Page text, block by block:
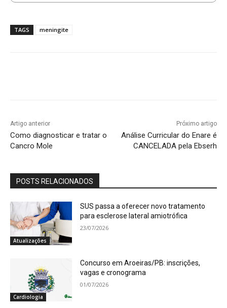
TAGS meningite
Artigo anterior
Como diagnosticar e tratar o
Cancro Mole
Próximo artigo
Análise Curricular do Enare é
CANCELADA pela Ebserh
POSTS RELACIONADOS
Atualizações
SUS passa a oferecer novo tratamento
para esclerose lateral amiotrófica
23/07/2026
Cardiologia
Concurso em Aroeiras/PB: inscrições,
vagas e cronograma
01/07/2026